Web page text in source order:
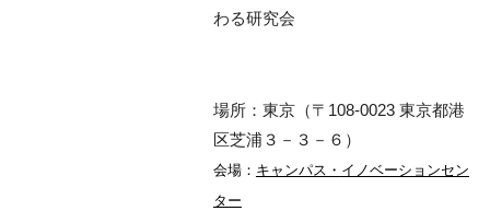
わる研究会
場所：東京（〒108-0023 東京都港
区芝浦３－３－６）
会場： キャンパス・ イノベーションセン
ター